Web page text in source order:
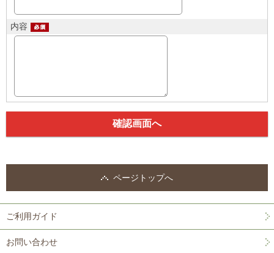
内容
ページトップへ
ご利用ガイド
お問い合わせ